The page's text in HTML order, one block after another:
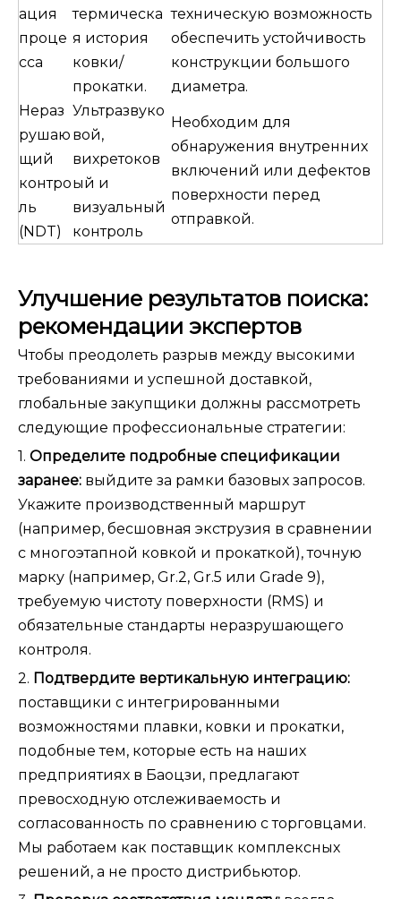
ация
проце
сса
термическа
я история
ковки/
прокатки.
техническую возможность
обеспечить устойчивость
конструкции большого
диаметра.
Нераз
рушаю
щий
контро
ль
(NDT)
Ультразвуко
вой,
вихретоков
ый и
визуальный
контроль
Необходим для
обнаружения внутренних
включений или дефектов
поверхности перед
отправкой.
Улучшение результатов поиска:
рекомендации экспертов
Чтобы преодолеть разрыв между высокими
требованиями и успешной доставкой,
глобальные закупщики должны рассмотреть
следующие профессиональные стратегии:
1. Определите подробные спецификации
заранее: выйдите за рамки базовых запросов.
Укажите производственный маршрут
(например, бесшовная экструзия в сравнении
с многоэтапной ковкой и прокаткой), точную
марку (например, Gr.2, Gr.5 или Grade 9),
требуемую чистоту поверхности (RMS) и
обязательные стандарты неразрушающего
контроля.
2. Подтвердите вертикальную интеграцию:
поставщики с интегрированными
возможностями плавки, ковки и прокатки,
подобные тем, которые есть на наших
предприятиях в Баоцзи, предлагают
превосходную отслеживаемость и
согласованность по сравнению с торговцами.
Мы работаем как поставщик комплексных
решений, а не просто дистрибьютор.